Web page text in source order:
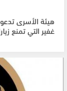
هيئة الأسرى
غفير التي تمنع